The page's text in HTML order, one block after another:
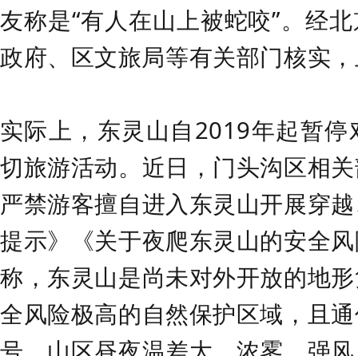
友称是“有人在山上被蛇咬”。经
政府、区文旅局等有关部门核实
实际上，东灵山自2019年起暂
切旅游活动。近日，门头沟区相
严禁游客擅自进入东灵山开展穿
提示》《关于夜爬东灵山的安全
称，东灵山是尚未对外开放的地
全风险极高的自然保护区域，且